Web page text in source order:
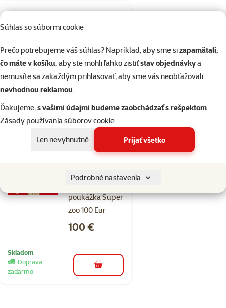
Súhlas so súbormi cookie
Prečo potrebujeme váš súhlas? Napríklad, aby sme sizapamätali,
čo máte v košíku, aby ste mohli ľahko zistiťstav objednávkya
nemusíte sa zakaždým prihlasovať, aby sme vás neobťažovali
nevhodnou reklamou.
Ďakujeme,s vašimi údajmi budeme zaobchádzať s rešpektom.
Zásady používania súborov cookie
Len nevyhnutné
Prijať všetko
Podrobné nastavenia
Elektronická
dárčeková
poukážka Super
zoo 20 Eur
Cena
20 €
Skladom do košíka
dárčeková
poukážka Super
zoo 100 Eur
Cena
100 €
Skladom
Doprava
zadarmo
do košíka